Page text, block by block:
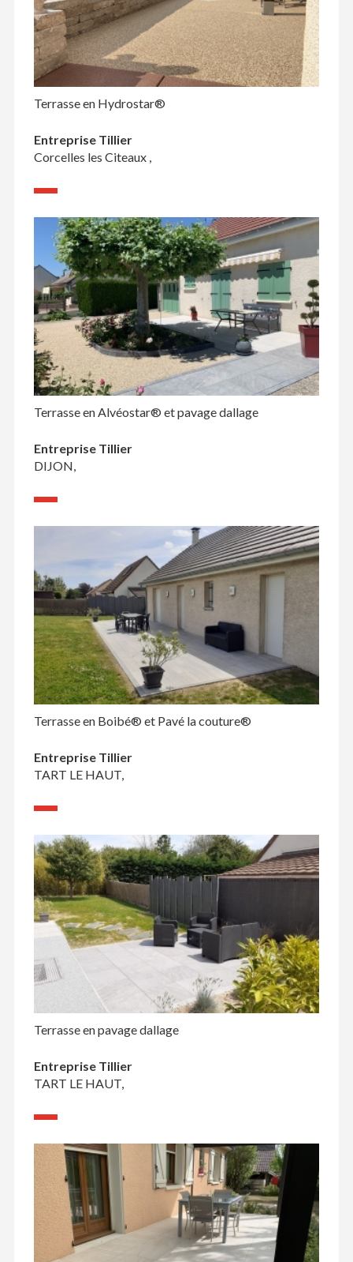
Terrasse en Hydrostar®
Entreprise Tillier
Corcelles les Citeaux ,
Terrasse en Alvéostar® et pavage dallage
Entreprise Tillier
DIJON,
Terrasse en Boibé® et Pavé la couture®
Entreprise Tillier
TART LE HAUT,
Terrasse en pavage dallage
Entreprise Tillier
TART LE HAUT,